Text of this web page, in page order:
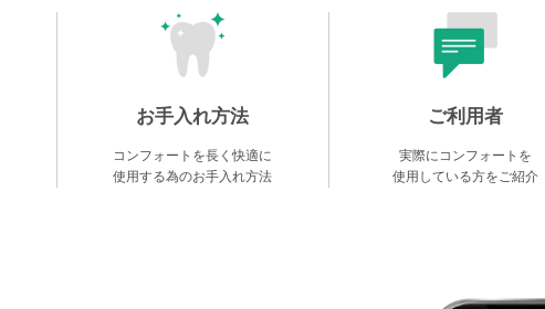
お手入れ方法
コンフォートを長く快適に
使用する為のお手入れ方法
ご利用者
実際にコンフォートを
使用している方をご紹介